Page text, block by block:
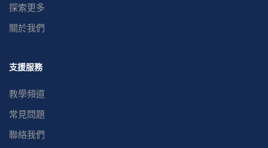
探索更多
關於我們
支援服務
教學頻道
常見問題
聯絡我們